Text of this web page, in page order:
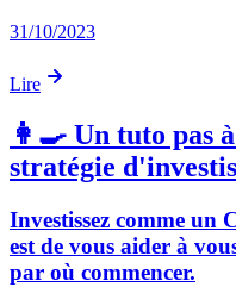
31/10/2023
Lire
👩‍🍳 Un tuto pas
stratégie
Investissez comme un
est de vous aider à
par où commencer.